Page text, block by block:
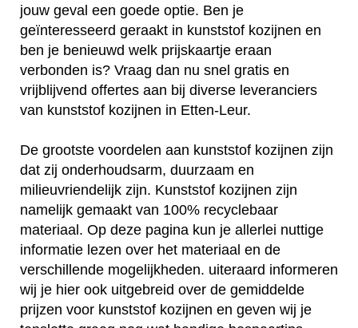
jouw geval een goede optie. Ben je
geïnteresseerd geraakt in kunststof kozijnen en
ben je benieuwd welk prijskaartje eraan
verbonden is? Vraag dan nu snel gratis en
vrijblijvend offertes aan bij diverse leveranciers
van kunststof kozijnen in Etten-Leur.
De grootste voordelen aan kunststof kozijnen zijn
dat zij onderhoudsarm, duurzaam en
milieuvriendelijk zijn. Kunststof kozijnen zijn
namelijk gemaakt van 100% recyclebaar
materiaal. Op deze pagina kun je allerlei nuttige
informatie lezen over het materiaal en de
verschillende mogelijkheden. uiteraard informeren
wij je hier ook uitgebreid over de gemiddelde
prijzen voor kunststof kozijnen en geven wij je